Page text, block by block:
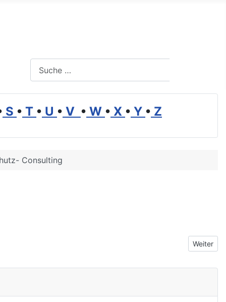
S • T • U • V • W • X • Y • Z
Consulting
Nächster
Weiter